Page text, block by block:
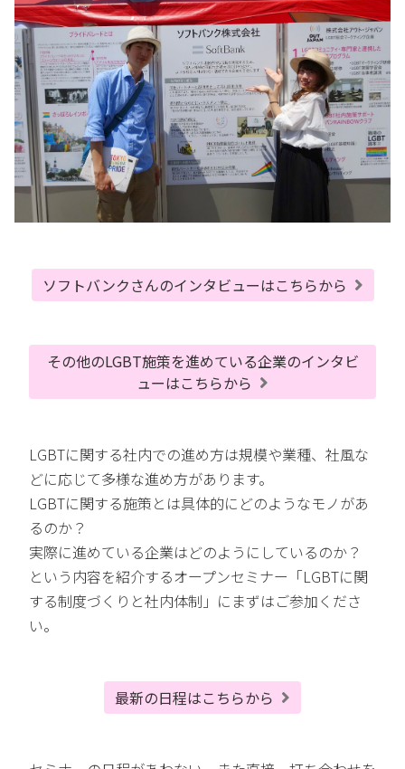
ソフトバンクさんのインタビューはこちらから
その他のLGBT施策を進めている企業のインタビ
ューはこちらから
LGBTに関する社内での進め方は規模や業種、社風な
どに応じて多様な進め方があります。
LGBTに関する施策とは具体的にどのようなモノがあ
るのか？
実際に進めている企業はどのようにしているのか？
という内容を紹介するオープンセミナー「LGBTに関
する制度づくりと社内体制」にまずはご参加くださ
い。
最新の日程はこちらから